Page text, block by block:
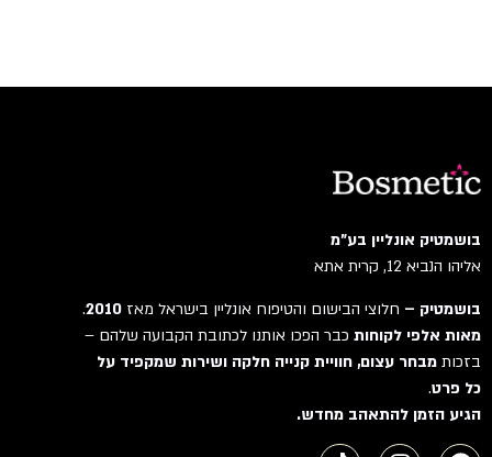
בושמטיק אונליין בע"מ
אליהו הנביא 12, קרית אתא
בושמטיק –חלוצי הבישום והטיפוח אונליין בישראל מאז2010
.
מאות אלפי לקוחותכבר הפכו אותנו לכתובת הקבועה שלהם –
בזכותמבחר עצום, חוויית קנייה חלקה ושירות שמקפיד על
כל פרט.
הגיע הזמן להתאהב מחדש.